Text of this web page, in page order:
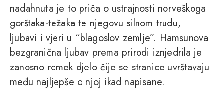
nadahnuta je to priča o ustrajnosti norveškoga
gorštaka-težaka te njegovu silnom trudu,
ljubavi i vjeri u “blagoslov zemlje”. Hamsunova
bezgranična ljubav prema prirodi iznjedrila je
zanosno remek-djelo čije se stranice uvrštavaju
među najljepše o njoj ikad napisane.